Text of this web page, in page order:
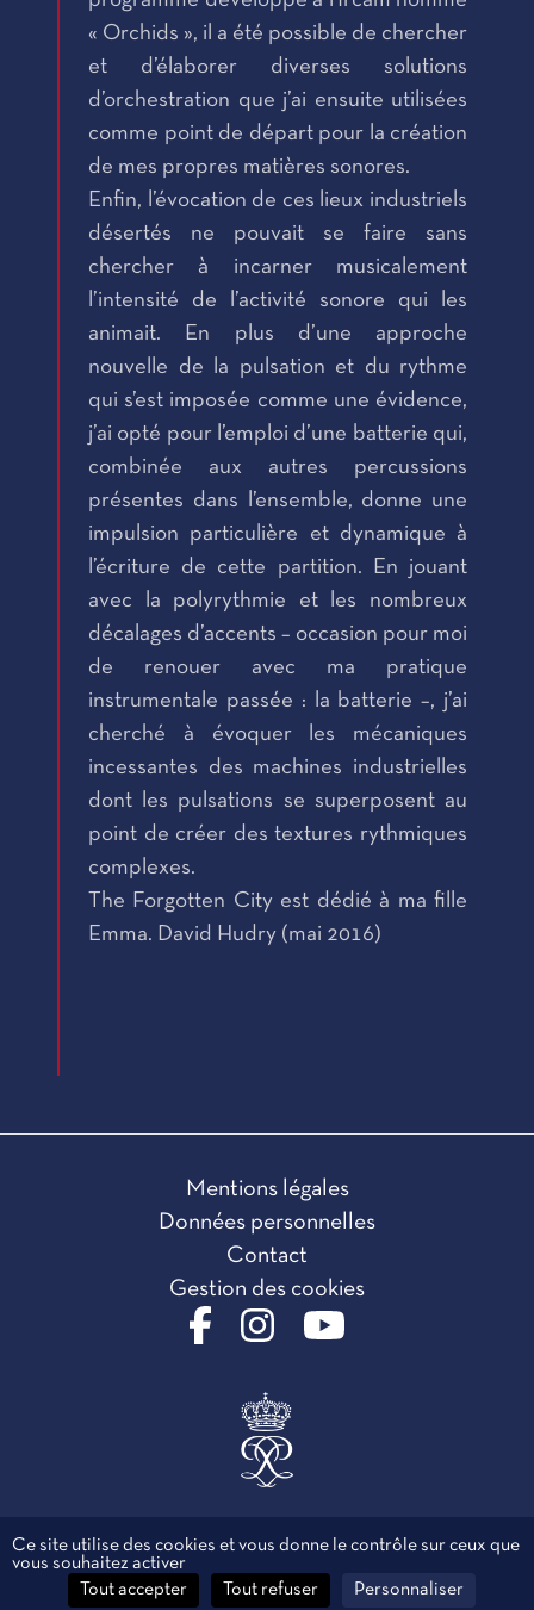
« Orchids », il a été possible de chercher
et d’élaborer diverses solutions
d’orchestration que j’ai ensuite utilisées
comme point de départ pour la création
de mes propres matières sonores.
Enfin, l’évocation de ces lieux industriels
désertés ne pouvait se faire sans
chercher à incarner musicalement
l’intensité de l’activité sonore qui les
animait. En plus d’une approche
nouvelle de la pulsation et du rythme
qui s’est imposée comme une évidence,
j’ai opté pour l’emploi d’une batterie qui,
combinée aux autres percussions
présentes dans l’ensemble, donne une
impulsion particulière et dynamique à
l’écriture de cette partition. En jouant
avec la polyrythmie et les nombreux
décalages d’accents – occasion pour moi
de renouer avec ma pratique
instrumentale passée : la batterie –, j’ai
cherché à évoquer les mécaniques
incessantes des machines industrielles
dont les pulsations se superposent au
point de créer des textures rythmiques
complexes.
The Forgotten City est dédié à ma fille
Emma. David Hudry (mai 2016)
Mentions légales
Données personnelles
Contact
Gestion des cookies
Ce site utilise des cookies et vous donne le contrôle sur ceux que
vous souhaitez activer
Tout accepter
Tout refuser Personnaliser